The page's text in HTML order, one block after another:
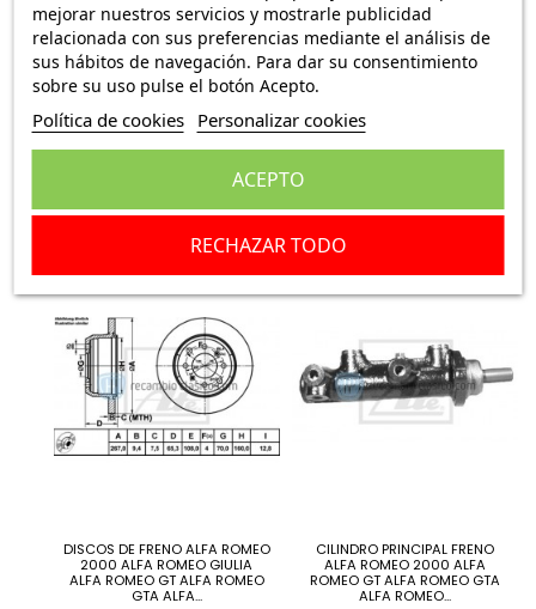
CILINDRO BOMBA FRENO ALFA
LATIGUILLO DE FRENO ALFA
DISCOS DE FRENO ALFA ROMEO
2000 ALFA ROMEO GIULIA
ALFA ROMEO GT ALFA ROMEO
GTA ALFA...
CILINDRO PRINCIPAL FRENO
ALFA ROMEO 2000 ALFA
ROMEO GT ALFA ROMEO GTA
ALFA ROMEO...
mejorar nuestros servicios y mostrarle publicidad
relacionada con sus preferencias mediante el análisis de
sus hábitos de navegación. Para dar su consentimiento
sobre su uso pulse el botón Acepto.
Política de cookies Personalizar cookies
RECHAZAR TODO
ACEPTO